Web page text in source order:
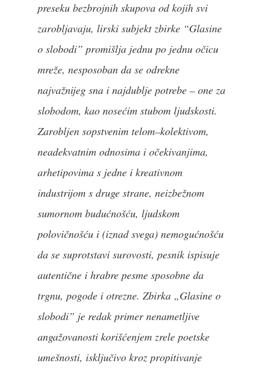
preseku bezbrojnih skupova od kojih svi
zarobljavaju, lirski subjekt zbirke “Glasine
o slobodi” promišlja jednu po jednu očicu
mreže, nesposoban da se odrekne
najvažnijeg sna i najdublje potrebe – one za
slobodom, kao nosećim stubom ljudskosti.
Zarobljen sopstvenim telom–kolektivom,
neadekvatnim odnosima i očekivanjima,
arhetipovima s jedne i kreativnom
industrijom s druge strane, neizbežnom
sumornom budućnošću, ljudskom
polovičnošću i (iznad svega) nemogućnošću
da se suprotstavi surovosti, pesnik ispisuje
autentične i hrabre pesme sposobne da
trgnu, pogode i otrezne. Zbirka „Glasine o
slobodi” je redak primer nenametljive
angažovanosti korišćenjem zrele poetske
umešnosti, isključivo kroz propitivanje